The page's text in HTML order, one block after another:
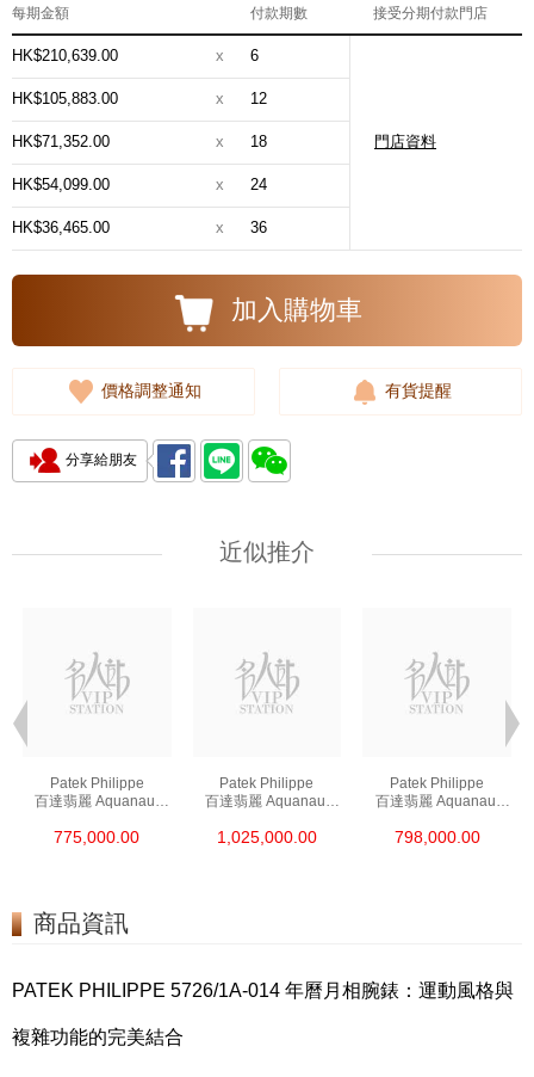
每期金額 付款期數 接受分期付款門店
HK$210,639.00 x 6
門店資料
HK$105,883.00 x 12
HK$71,352.00 x 18
HK$54,099.00 x 24
HK$36,465.00 x 36
加入購物車
價格調整通知 有貨提醒
分享給朋友
近似推介
Patek Philippe
百達翡麗 Aquanaut
775,000.00
Patek Philippe
百達翡麗 Aquanaut
1,025,000.00
Patek Philippe
百達翡麗 Aquanaut
798,000.00
商品資訊
PATEK PHILIPPE 5726/1A-014 年曆月相腕錶：運動風格與
複雜功能的完美結合